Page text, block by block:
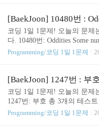
200 (inclusive). They are listed
here www.acmicpc.net 👨🏻‍💻
여 문제를 풀었습니다. 입력
[BaekJoon] 10480번 :
코딩 1일 1문제! 오늘의 문제
다. 10480번: Oddities Some
For example, the number 3 is
expressed as n = 2 ∗ k for
cmicpc.net 👨🏻‍💻 코드 (
urn f"{n} is even" if n % 2 ==
Programming/코딩 1일 1문제
[BaekJoon] 1247번 : 부
코딩 1일 1문제! 오늘의 문제
1247번: 부호 총 3개의 테스
스트 셋의 첫째 줄에는 N(1 ≤
Programming/코딩 1일 1문제